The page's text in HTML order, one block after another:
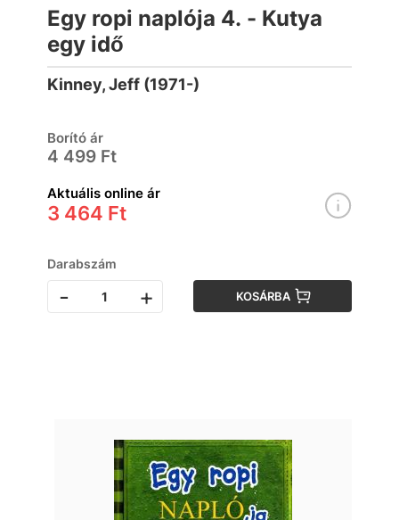
Egy ropi naplója 4. - Kutya
egy idő
Kinney, Jeff (1971-)
Borító ár
4 499 Ft
Aktuális online ár
3 464 Ft
Darabszám
- + KOSÁRBA